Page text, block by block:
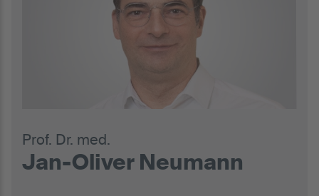
Prof. Dr. med.
Jan-Oliver Neumann